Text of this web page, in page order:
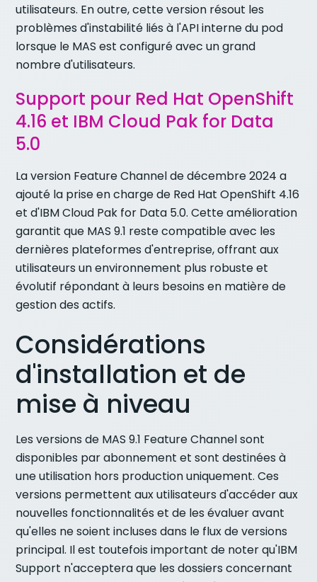
utilisateurs. En outre, cette version résout les
problèmes d'instabilité liés à l'API interne du pod
lorsque le MAS est configuré avec un grand
nombre d'utilisateurs.
Support pour Red Hat OpenShift
4.16 et IBM Cloud Pak for Data
5.0
La version Feature Channel de décembre 2024 a
ajouté la prise en charge de Red Hat OpenShift 4.16
et d'IBM Cloud Pak for Data 5.0. Cette amélioration
garantit que MAS 9.1 reste compatible avec les
dernières plateformes d'entreprise, offrant aux
utilisateurs un environnement plus robuste et
évolutif répondant à leurs besoins en matière de
gestion des actifs.
Considérations
d'installation et de
mise à niveau
Les versions de MAS 9.1 Feature Channel sont
disponibles par abonnement et sont destinées à
une utilisation hors production uniquement. Ces
versions permettent aux utilisateurs d'accéder aux
nouvelles fonctionnalités et de les évaluer avant
qu'elles ne soient incluses dans le flux de versions
principal. Il est toutefois important de noter qu'IBM
Support n'acceptera que les dossiers concernant